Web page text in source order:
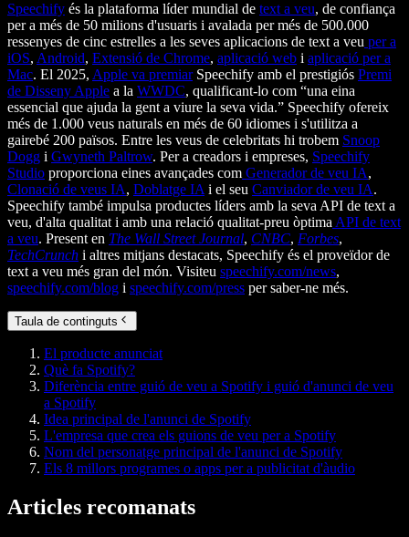
Speechify és la plataforma líder mundial de text a veu, de confiança
per a més de 50 milions d'usuaris i avalada per més de 500.000
ressenyes de cinc estrelles a les seves aplicacions de text a veu per a
iOS, Android, Extensió de Chrome, aplicació web i aplicació per a
Mac. El 2025, Apple va premiarSpeechify amb el prestigiós Premi
de Disseny Apple a la WWDC, qualificant-lo com “una eina
essencial que ajuda la gent a viure la seva vida.” Speechify ofereix
més de 1.000 veus naturals en més de 60 idiomes i s'utilitza a
gairebé 200 països. Entre les veus de celebritats hi trobem Snoop
Dogg i Gwyneth Paltrow. Per a creadors i empreses, Speechify
Studio proporciona eines avançades com Generador de veu IA,
Clonació de veus IA, Doblatge IA i el seu Canviador de veu IA.
Speechify també impulsa productes líders amb la seva API de text a
veu, d'alta qualitat i amb una relació qualitat-preu òptima API de text
a veu. Present en The Wall Street Journal, CNBC, Forbes,
TechCrunch i altres mitjans destacats, Speechify és el proveïdor de
text a veu més gran del món. Visiteu speechify.com/news,
speechify.com/blog i speechify.com/press per saber-ne més.
Taula de continguts
El producte anunciat
Què fa Spotify?
Diferència entre guió de veu a Spotify i guió d'anunci de veu
a Spotify
Idea principal de l'anunci de Spotify
L'empresa que crea els guions de veu per a Spotify
Nom del personatge principal de l'anunci de Spotify
Els 8 millors programes o apps per a publicitat d'àudio
Articles recomanats